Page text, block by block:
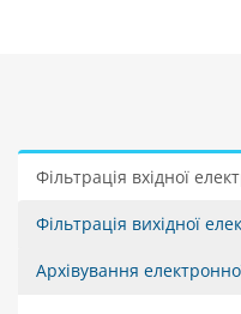
Фільтрація вхідної
Фільтрація вихідної
Архівування